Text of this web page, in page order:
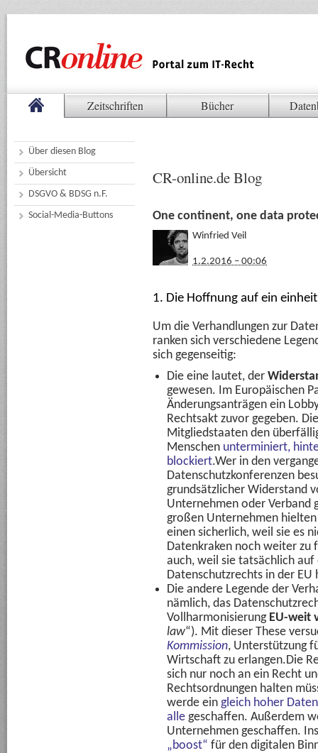
Zeitschriften Bücher
Über diesen Blog
Übersicht
DSGVO & BDSG n.F.
Social-Media-Buttons
CR-online.de Blog
One continent, one data
Winfried Veil
1.2.2016 – 00:06
1. Die Hoffnung auf ein
Um die Verhandlungen zur
ranken sich verschiedene
sich gegenseitig:
Die eine lautet, der
gewesen. Im Europäischen
Änderungsanträgen ein
Rechtsakt zuvor gegeben.
Mitgliedstaaten den
Menschen unterminiert,
blockiert.Wer in den
Datenschutzkonferenzen
grundsätzlicher Widerstand
Unternehmen oder Verband
großen Unternehmen
einen sicherlich, weil sie es
Datenkraken noch weiter zu
auch, weil sie tatsächlich
Datenschutzrechts in der EU
Die andere Legende der
nämlich, das
Vollharmonisierung EU-weit
law“). Mit dieser These
Kommission, Unterstützung
Wirtschaft zu erlangen.Die
sich nur noch an ein Recht
Rechtsordnungen halten
werde ein gleich hoher
alle geschaffen. Außerdem
Unternehmen geschaffen.
„boost“ für den digitalen